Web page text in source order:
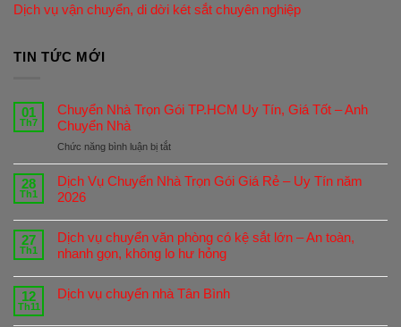
Dịch vụ vận chuyển, di dời két sắt chuyên nghiệp
TIN TỨC MỚI
01
Th7
Chuyển Nhà Trọn Gói TP.HCM Uy Tín, Giá Tốt – Anh
Chuyển Nhà
Chức năng bình luận bị tắtở
Nhà
TP.HCM
Uy
Tín,
–
28
Th1
Dịch Vụ Chuyển Nhà Trọn Gói Giá Rẻ – Uy Tín năm
2026
27
Th1
Dịch vụ chuyển văn phòng có kệ sắt lớn – An toàn,
nhanh gọn, không lo hư hỏng
12
Th11
Dịch vụ chuyển nhà Tân Bình